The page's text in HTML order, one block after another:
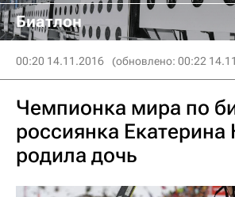
Биатлон
00:20 14.11.2016 (обновлено: 00:22
Чемпионка мира по
россиянка
родила дочь